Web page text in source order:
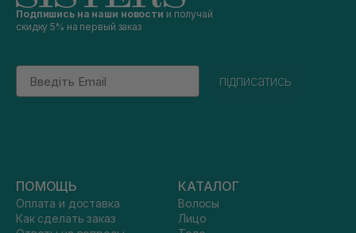
Подпишись на наши новости и получай
скидку 5% на первый заказ
Email
підписатись
ПОМОЩЬ
Оплата и доставка
Как сделать заказ
КАТАЛОГ
Волосы
Лицо